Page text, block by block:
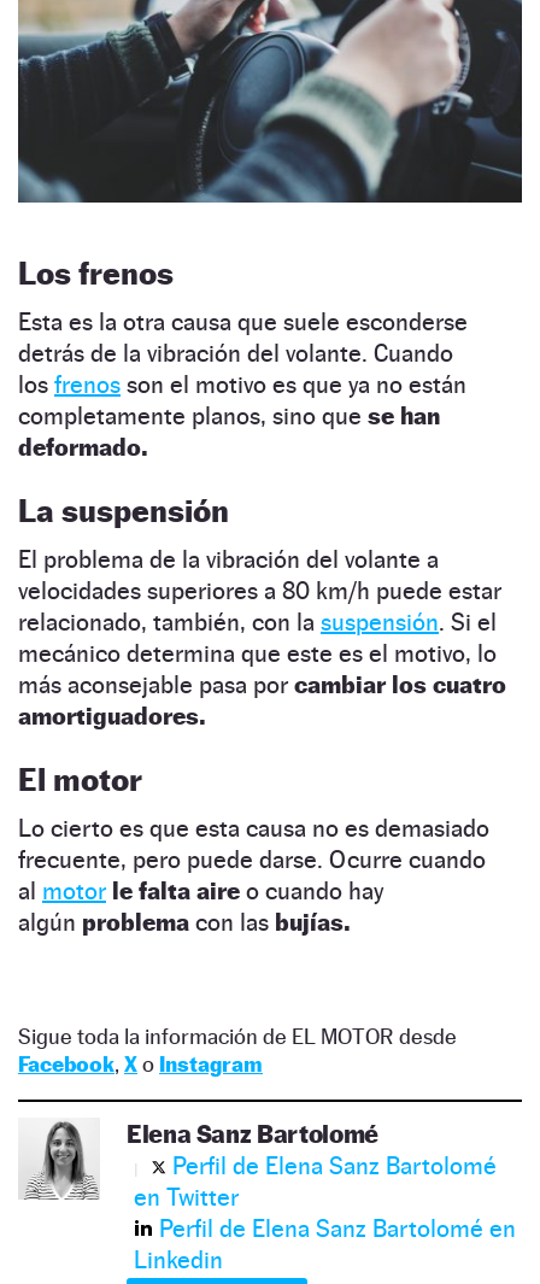
Los frenos
Esta es la otra causa que suele esconderse
detrás de la vibración del volante. Cuando
los frenos son el motivo es que ya no están
completamente planos, sino que se han
deformado.
La suspensión
El problema de la vibración del volante a
velocidades superiores a 80 km/h puede estar
relacionado, también, con la suspensión. Si el
mecánico determina que este es el motivo, lo
más aconsejable pasa por cambiar los cuatro
amortiguadores.
El motor
Lo cierto es que esta causa no es demasiado
frecuente, pero puede darse. Ocurre cuando
al motor le falta aire o cuando hay
algún problema con las bujías.
Sigue toda la información de EL MOTOR desde
Facebook, Xo Instagram
Elena Sanz Bartolomé
Perfil de Elena Sanz Bartolomé
en Twitter
Perfil de Elena Sanz Bartolomé en
Linkedin